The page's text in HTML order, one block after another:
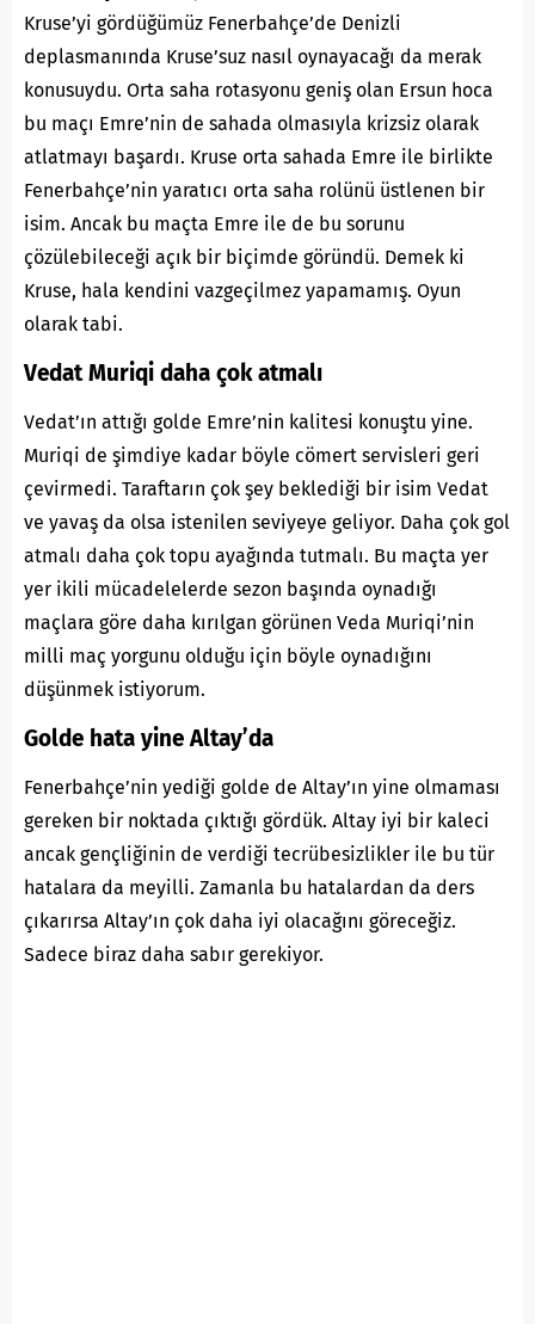
Kruse’yi gördüğümüz Fenerbahçe’de Denizli
deplasmanında Kruse’suz nasıl oynayacağı da merak
konusuydu. Orta saha rotasyonu geniş olan Ersun hoca
bu maçı Emre’nin de sahada olmasıyla krizsiz olarak
atlatmayı başardı. Kruse orta sahada Emre ile birlikte
Fenerbahçe’nin yaratıcı orta saha rolünü üstlenen bir
isim. Ancak bu maçta Emre ile de bu sorunu
çözülebileceği açık bir biçimde göründü. Demek ki
Kruse, hala kendini vazgeçilmez yapamamış. Oyun
olarak tabi.
Vedat Muriqi daha çok atmalı
Vedat’ın attığı golde Emre’nin kalitesi konuştu yine.
Muriqi de şimdiye kadar böyle cömert servisleri geri
çevirmedi. Taraftarın çok şey beklediği bir isim Vedat
ve yavaş da olsa istenilen seviyeye geliyor. Daha çok gol
atmalı daha çok topu ayağında tutmalı. Bu maçta yer
yer ikili mücadelelerde sezon başında oynadığı
maçlara göre daha kırılgan görünen Veda Muriqi’nin
milli maç yorgunu olduğu için böyle oynadığını
düşünmek istiyorum.
Golde hata yine Altay’da
Fenerbahçe’nin yediği golde de Altay’ın yine olmaması
gereken bir noktada çıktığı gördük. Altay iyi bir kaleci
ancak gençliğinin de verdiği tecrübesizlikler ile bu tür
hatalara da meyilli. Zamanla bu hatalardan da ders
çıkarırsa Altay’ın çok daha iyi olacağını göreceğiz.
Sadece biraz daha sabır gerekiyor.